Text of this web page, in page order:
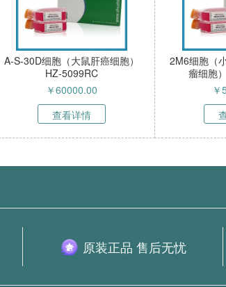
A-S-30D细胞（大鼠肝癌细胞）
HZ-5099RC
￥60000.00
查看详情
2M6细胞（
瘤细胞
￥
原装正品 售后无忧